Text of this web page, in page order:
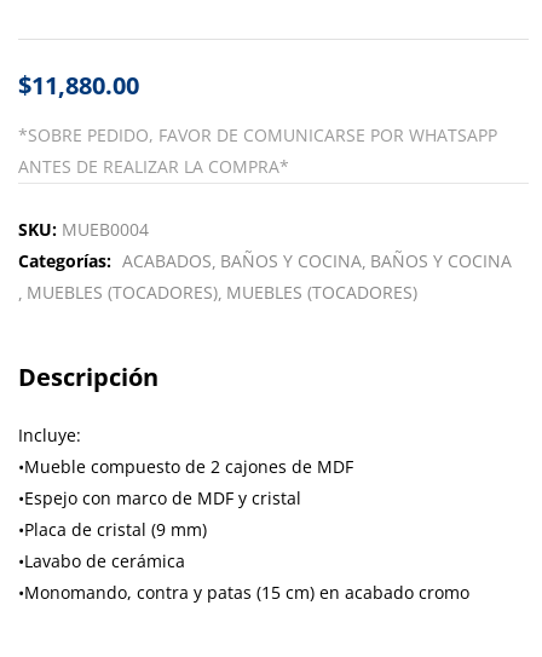
$11,880.00
*SOBRE PEDIDO, FAVOR DE COMUNICARSE POR WHATSAPP
ANTES DE REALIZAR LA COMPRA*
SKU: MUEB0004
Categorías: ACABADOS BAÑOS Y COCINA BAÑOS Y COCINA
MUEBLES (TOCADORES) MUEBLES (TOCADORES)
Descripción
Incluye:
•Mueble compuesto de 2 cajones de MDF
•Espejo con marco de MDF y cristal
•Placa de cristal (9 mm)
•Lavabo de cerámica
•Monomando, contra y patas (15 cm) en acabado cromo